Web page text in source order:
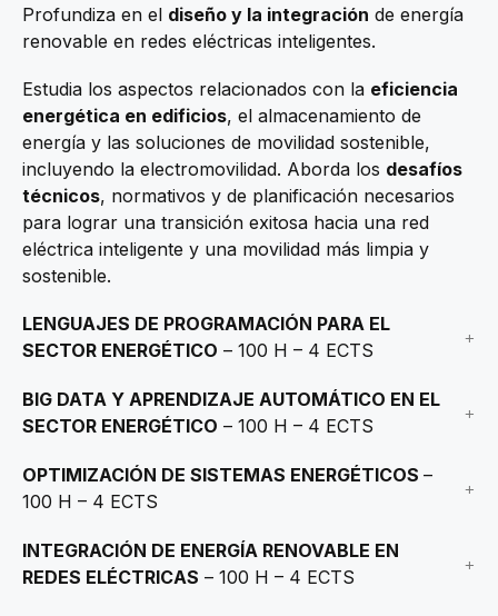
Profundiza en el diseño y la integración de energía
renovable en redes eléctricas inteligentes.
Estudia los aspectos relacionados con la eficiencia
energética en edificios, el almacenamiento de
energía y las soluciones de movilidad sostenible,
incluyendo la electromovilidad. Aborda los desafíos
técnicos, normativos y de planificación necesarios
para lograr una transición exitosa hacia una red
eléctrica inteligente y una movilidad más limpia y
sostenible.
LENGUAJES DE PROGRAMACIÓN PARA EL
SECTOR ENERGÉTICO – 100 H – 4 ECTS
BIG DATA Y APRENDIZAJE AUTOMÁTICO EN EL
SECTOR ENERGÉTICO – 100 H – 4 ECTS
OPTIMIZACIÓN DE SISTEMAS ENERGÉTICOS –
100 H – 4 ECTS
INTEGRACIÓN DE ENERGÍA RENOVABLE EN
REDES ELÉCTRICAS – 100 H – 4 ECTS